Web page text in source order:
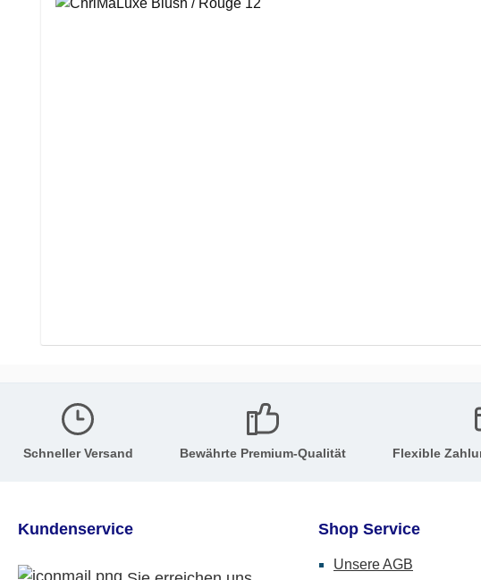
Schneller Versand Bewährte Premium-Qualität Flexible
Kundenservice Shop Service
Unsere AGB